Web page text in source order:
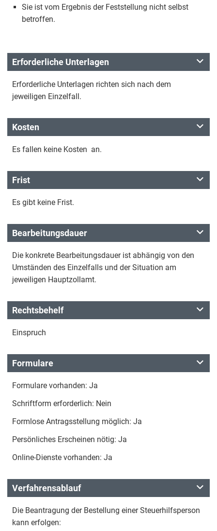
Sie ist vom Ergebnis der Feststellung nicht selbst
betroffen.
Erforderliche Unterlagen
Erforderliche Unterlagen richten sich nach dem
jeweiligen Einzelfall.
Kosten
Es fallen keine Kosten an.
Frist
Es gibt keine Frist.
Bearbeitungsdauer
Die konkrete Bearbeitungsdauer ist abhängig von den
Umständen des Einzelfalls und der Situation am
jeweiligen Hauptzollamt.
Rechtsbehelf
Einspruch
Formulare
Formulare vorhanden: Ja
Schriftform erforderlich: Nein
Formlose Antragsstellung möglich: Ja
Persönliches Erscheinen nötig: Ja
Online-Dienste vorhanden: Ja
Verfahrensablauf
Die Beantragung der Bestellung einer Steuerhilfsperson
kann erfolgen: